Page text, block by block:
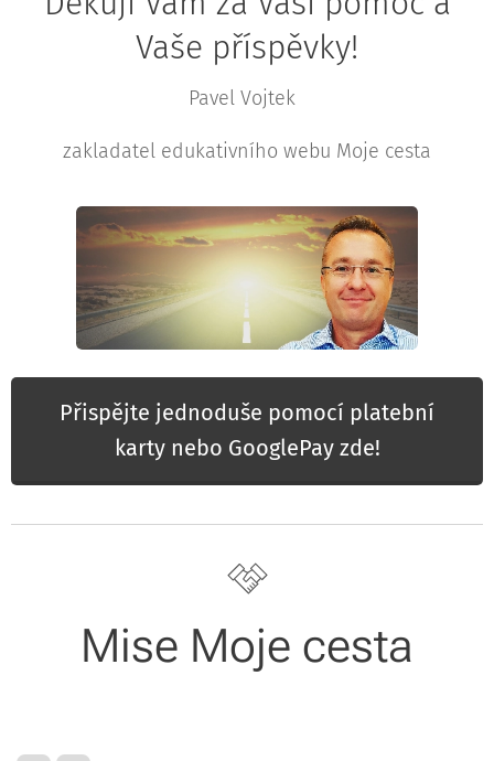
Vaše příspěvky!
Pavel Vojtek
zakladatel edukativního webu Moje cesta
Přispějte jednoduše pomocí platební
karty nebo GooglePay zde!
Mise Moje cesta